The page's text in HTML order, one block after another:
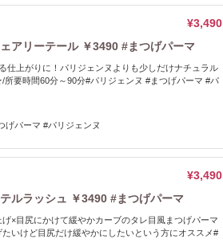
¥3,490
アリーテール ￥3490 #まつげパーマ
仕上がりに！パリジェンヌよりも少しだけナチュラル
要時間60分～90分#パリジェンヌ #まつげパーマ #パ
げパーマ #パリジェンヌ
¥3,490
ルラッシュ ￥3490 #まつげパーマ
×目尻にかけて緩やかカーブのタレ目風まつげパーマ
いけど目尻だけ緩やかにしたいという方にオススメ#